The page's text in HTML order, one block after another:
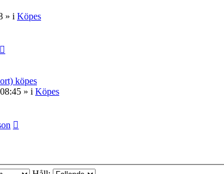
» i Köpes
köpes
» i Köpes